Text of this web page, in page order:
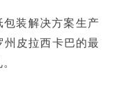
装解决方案生产
皮拉西卡巴的最